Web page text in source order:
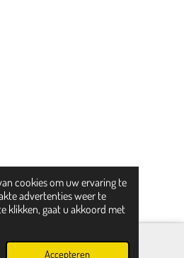
cookies om uw ervaring te
advertenties weer te
klikken, gaat u akkoord met
Accepteren